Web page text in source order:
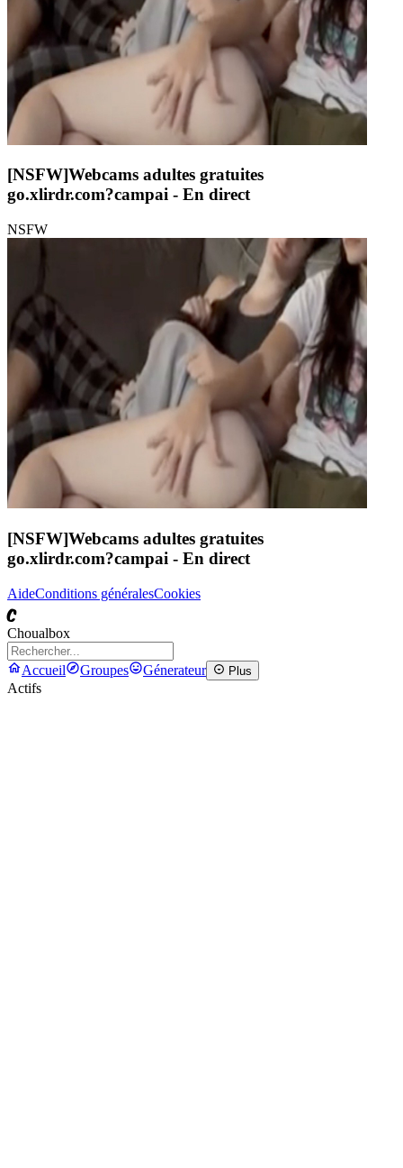
[NSFW]Webcams adultes gratuites
go.xlirdr.com?campai - En direct
NSFW
[NSFW]Webcams adultes gratuites
go.xlirdr.com?campai - En direct
AideConditions généralesCookies
C
Choualbox
Accueil Groupes Génerateur Plus
Actifs